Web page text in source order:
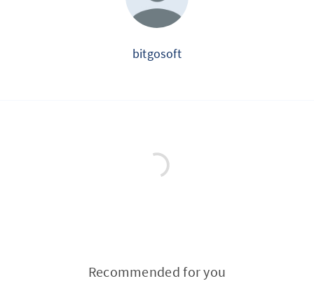
bitgosoft
Recommended for you